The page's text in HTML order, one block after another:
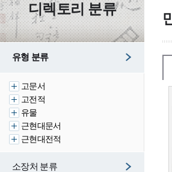
디렉토리 분류
유형 분류
고문서
고전적
유물
근현대문서
근현대전적
소장처 분류